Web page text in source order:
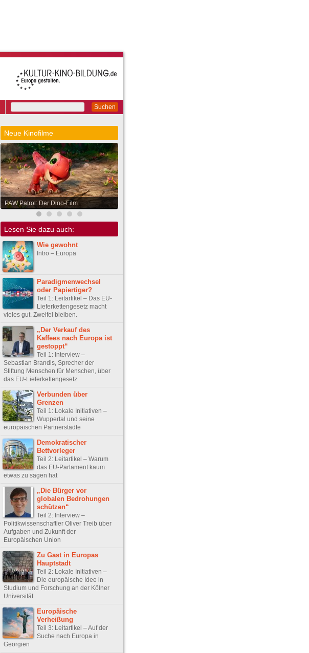
Suchen
Neue Kinofilme
PAW Patrol: Der Dino-Film
Lesen Sie dazu auch:
Wie gewohnt
Intro – Europa
Paradigmenwechsel
oder Papiertiger?
Teil 1: Leitartikel – Das EU-
Lieferkettengesetz macht
vieles gut. Zweifel bleiben.
„Der Verkauf des
Kaffees nach Europa ist
gestoppt“
Teil 1: Interview –
Sebastian Brandis, Sprecher der
Stiftung Menschen für Menschen, über
das EU-Lieferkettengesetz
Verbunden über
Grenzen
Teil 1: Lokale Initiativen –
Wuppertal und seine
europäischen Partnerstädte
Demokratischer
Bettvorleger
Teil 2: Leitartikel – Warum
das EU-Parlament kaum
etwas zu sagen hat
„Die Bürger vor
globalen Bedrohungen
schützen“
Teil 2: Interview –
Politikwissenschaftler Oliver Treib über
Aufgaben und Zukunft der
Europäischen Union
Zu Gast in Europas
Hauptstadt
Teil 2: Lokale Initiativen –
Die europäische Idee in
Studium und Forschung an der Kölner
Universität
Europäische
Verheißung
Teil 3: Leitartikel – Auf der
Suche nach Europa in
Georgien